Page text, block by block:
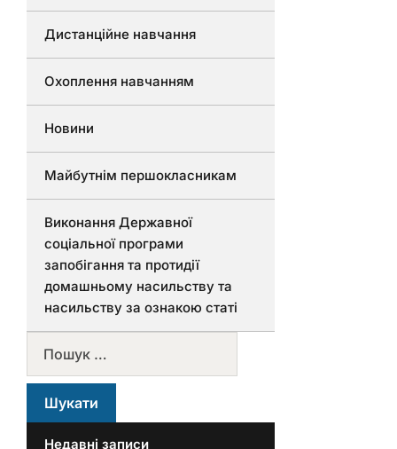
Дистанційне навчання
Охоплення навчанням
Новини
Майбутнім першокласникам
Виконання Державної
соціальної програми
запобігання та протидії
домашньому насильству та
насильству за ознакою статі
Недавні записи